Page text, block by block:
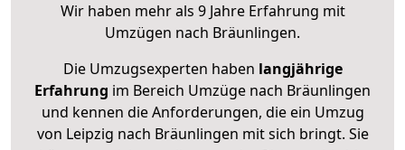
Wir haben mehr als 9 Jahre Erfahrung mit
Umzügen nach Bräunlingen.
Die Umzugsexperten haben langjährige
Erfahrung im Bereich Umzüge nach Bräunlingen
und kennen die Anforderungen, die ein Umzug
von Leipzig nach Bräunlingen mit sich bringt. Sie